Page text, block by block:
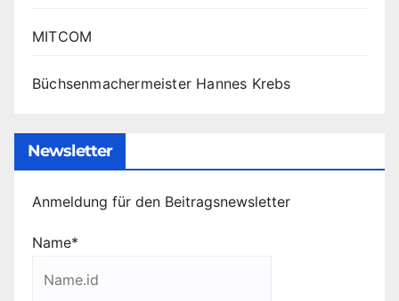
MITCOM
Büchsenmachermeister Hannes Krebs
Newsletter
Anmeldung für den Beitragsnewsletter
Name*